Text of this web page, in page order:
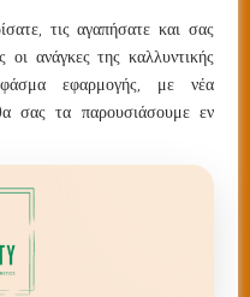
τις αγαπήσατε και σας
ανάγκες της καλλυντικής
εφαρμογής, με νέα
σας τα παρουσιάσουμε εν